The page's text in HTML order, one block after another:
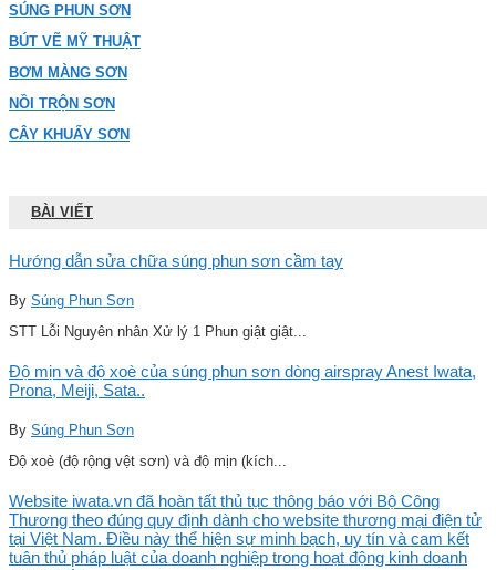
SÚNG PHUN SƠN
BÚT VẼ MỸ THUẬT
BƠM MÀNG SƠN
NỒI TRỘN SƠN
CÂY KHUẤY SƠN
BÀI VIẾT
Hướng dẫn sửa chữa súng phun sơn cầm tay
By Súng Phun Sơn
STT Lỗi Nguyên nhân Xử lý 1 Phun giật giật...
Độ mịn và độ xoè của súng phun sơn dòng airspray Anest Iwata,
Prona, Meiji, Sata..
By Súng Phun Sơn
Độ xoè (độ rộng vệt sơn) và độ mịn (kích...
Website iwata.vn đã hoàn tất thủ tục thông báo với Bộ Công
Thương theo đúng quy định dành cho website thương mại điện tử
tại Việt Nam. Điều này thể hiện sự minh bạch, uy tín và cam kết
tuân thủ pháp luật của doanh nghiệp trong hoạt động kinh doanh